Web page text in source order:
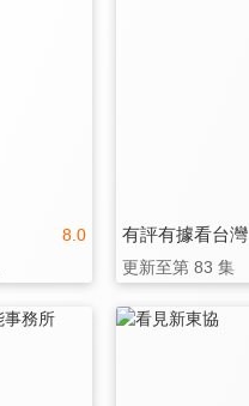
8.0 有評有據看台灣
更新至第 83 集